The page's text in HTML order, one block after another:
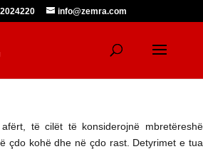
info@zemra.com
të cilët të konsiderojnë mbretëreshë
çdo kohë dhe në çdo rast. Detyrimet e tua